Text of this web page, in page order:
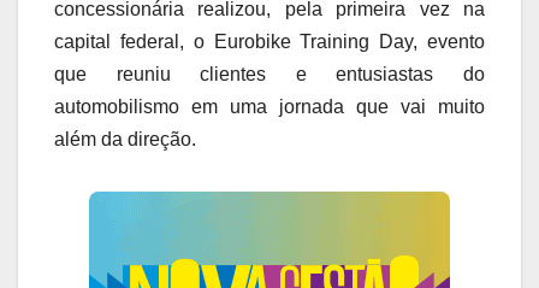
concessionária realizou, pela primeira vez na
capital federal, o Eurobike Training Day, evento
que reuniu clientes e entusiastas do
automobilismo em uma jornada que vai muito
além da direção.